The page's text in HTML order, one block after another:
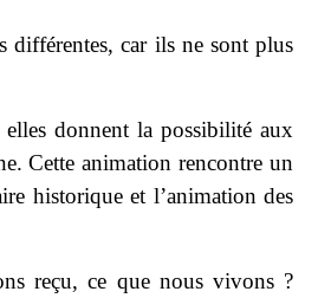
différentes, car ils ne sont plus
donnent la possibilité aux
Cette animation rencontre un
historique et l’animation des
reçu, ce que nous vivons ?